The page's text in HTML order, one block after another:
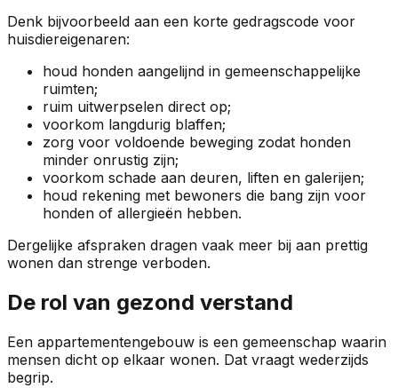
Denk bijvoorbeeld aan een korte gedragscode voor
huisdiereigenaren:
houd honden aangelijnd in gemeenschappelijke
ruimten;
ruim uitwerpselen direct op;
voorkom langdurig blaffen;
zorg voor voldoende beweging zodat honden
minder onrustig zijn;
voorkom schade aan deuren, liften en galerijen;
houd rekening met bewoners die bang zijn voor
honden of allergieën hebben.
Dergelijke afspraken dragen vaak meer bij aan prettig
wonen dan strenge verboden.
De rol van gezond verstand
Een appartementengebouw is een gemeenschap waarin
mensen dicht op elkaar wonen. Dat vraagt wederzijds
begrip.